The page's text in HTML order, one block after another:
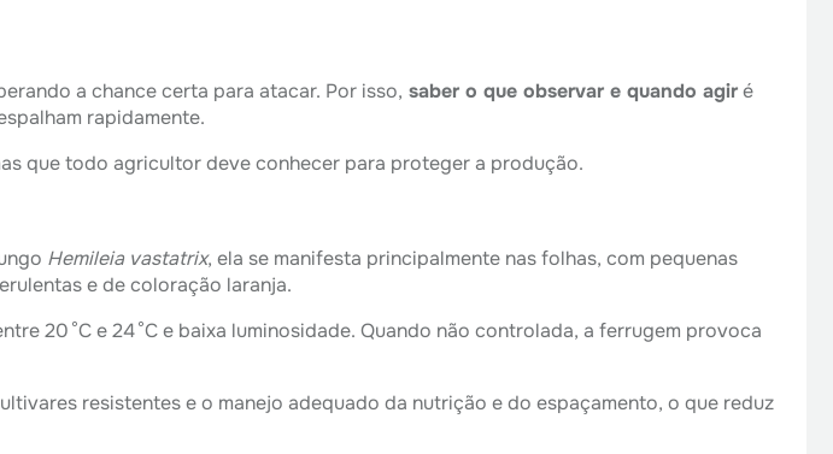
a chance certa para atacar. Por isso, saber o que observar e quando agiré
rapidamente.
que todo agricultor deve conhecer para proteger a produção.
Hemileia vastatrix, ela se manifesta principalmente nas folhas, com pequenas
e de coloração laranja.
20 °C e 24 °C e baixa luminosidade. Quando não controlada, a ferrugem provoca
resistentes e o manejo adequado da nutrição e do espaçamento, o que reduz